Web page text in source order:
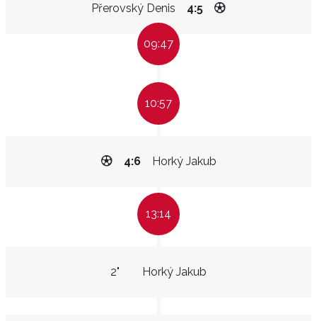
Přerovský Denis 4:5
09:47
10:57
Horký Jakub
4:6
13:14
Horký Jakub
2"